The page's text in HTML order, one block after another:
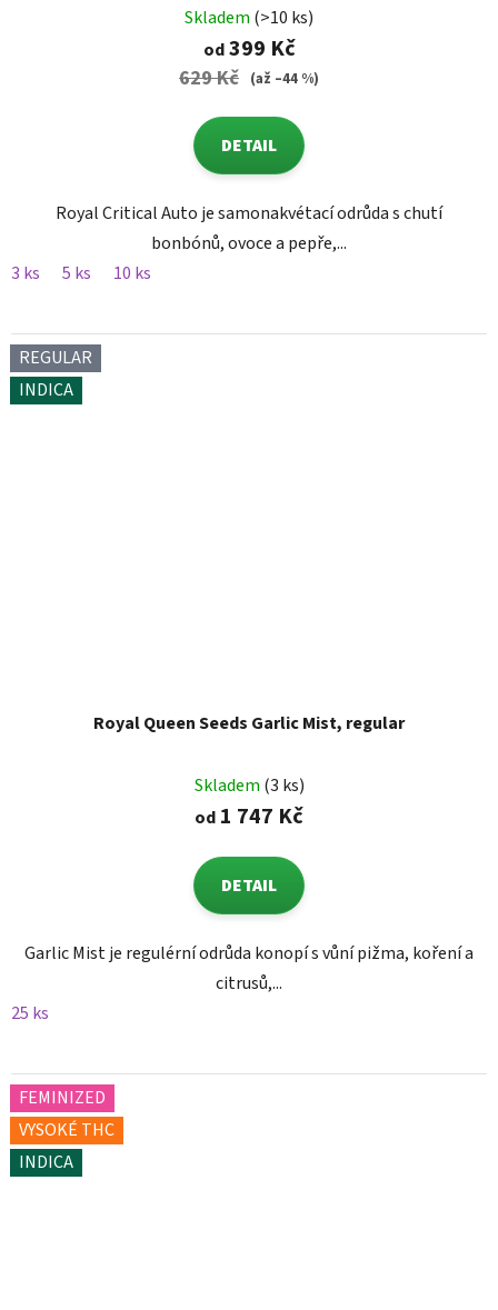
Skladem (>10 ks)
od399 Kč
629 Kč (až –44 %)
DETAIL
Royal Critical Auto je samonakvétací odrůda s chutí
bonbónů, ovoce a pepře,...
3 ks
5 ks 10 ks
REGULAR
INDICA
Royal Queen Seeds Garlic Mist, regular
Skladem (3 ks)
od 1 747 Kč
DETAIL
Garlic Mist je regulérní odrůda konopí s vůní pižma, koření a
citrusů,...
25 ks
FEMINIZED
VYSOKÉ THC
INDICA